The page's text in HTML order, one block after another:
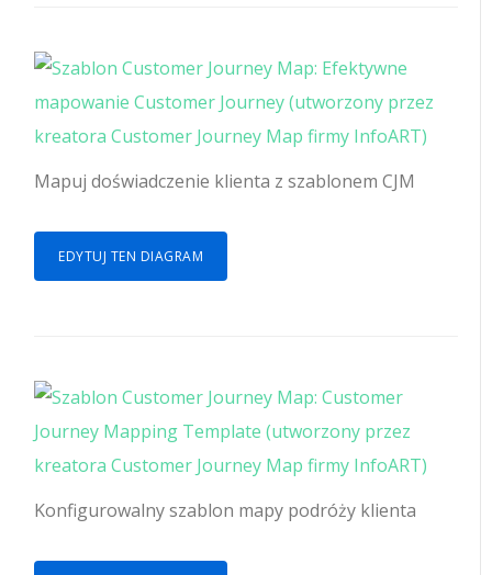
Mapuj doświadczenie klienta z szablonem CJM
EDYTUJ TEN DIAGRAM
Konfigurowalny szablon mapy podróży klienta